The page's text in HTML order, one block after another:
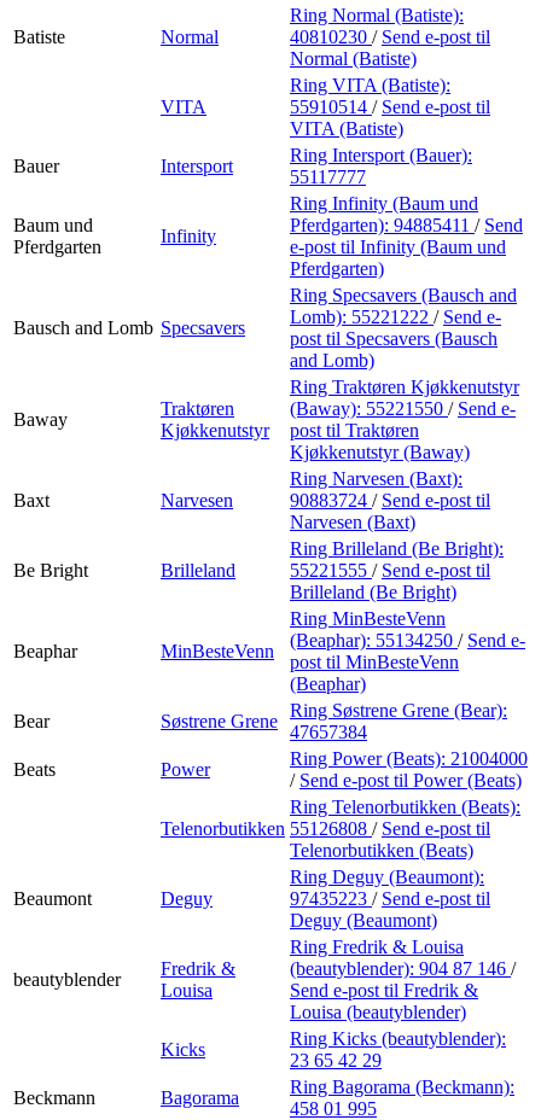
Batiste Normal
Ring Normal (Batiste):
40810230 / Send e-post til
Normal (Batiste)
VITA
Ring VITA (Batiste):
55910514 / Send e-post til
VITA (Batiste)
Bauer
Intersport
Ring Intersport (Bauer):
55117777
Baum und
Pferdgarten
Infinity
Ring Infinity (Baum und
Pferdgarten): 94885411 / Send
e-post til Infinity (Baum und
Pferdgarten)
Bausch and Lomb Specsavers
Ring Specsavers (Bausch and
Lomb): 55221222 / Send e-
post til Specsavers (Bausch
and Lomb)
Baway
Traktøren
Kjøkkenutstyr
Ring Traktøren Kjøkkenutstyr
(Baway): 55221550 / Send e-
post til Traktøren
Kjøkkenutstyr (Baway)
Baxt Narvesen
Ring Narvesen (Baxt):
90883724 / Send e-post til
Narvesen (Baxt)
Be Bright Brilleland
Ring Brilleland (Be Bright):
55221555 / Send e-post til
Brilleland (Be Bright)
Beaphar MinBesteVenn
Ring MinBesteVenn
(Beaphar): 55134250 / Send e-
post til MinBesteVenn
(Beaphar)
Bear
Søstrene Grene
Ring Søstrene Grene (Bear):
47657384
Beats
Power
Ring Power (Beats): 21004000
/ Send e-post til Power (Beats)
Telenorbutikken
Ring Telenorbutikken (Beats):
55126808 / Send e-post til
Telenorbutikken (Beats)
Beaumont Deguy
Ring Deguy (Beaumont):
97435223 / Send e-post til
Deguy (Beaumont)
beautyblender
Fredrik &
Louisa
Ring Fredrik & Louisa
(beautyblender): 904 87 146 /
Send e-post til Fredrik &
Louisa (beautyblender)
Kicks
Ring Kicks (beautyblender):
23 65 42 29
Beckmann
Bagorama
Ring Bagorama (Beckmann):
458 01 995